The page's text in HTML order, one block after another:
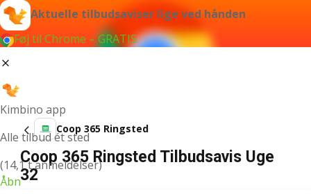
Aktuelle tilbudsaviser lige ved hånden
Føj til Chrome – GRATIS
Kimbino app
Alle tilbud ét sted
(14,1 t anmeldelser)
Åbn
Coop 365 Ringsted
Coop 365 Ringsted Tilbudsavis Uge
32